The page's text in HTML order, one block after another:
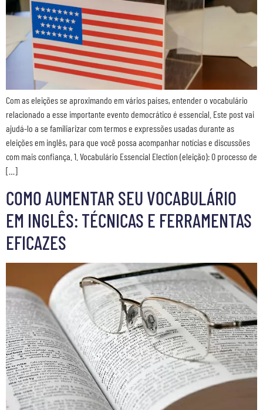
Com as eleições se aproximando em vários países, entender o vocabulário
relacionado a esse importante evento democrático é essencial. Este post vai
ajudá-lo a se familiarizar com termos e expressões usadas durante as
eleições em inglês, para que você possa acompanhar notícias e discussões
com mais confiança. 1. Vocabulário Essencial Election (eleição): O processo de
[…]
COMO AUMENTAR SEU VOCABULÁRIO
EM INGLÊS: TÉCNICAS E FERRAMENTAS
EFICAZES